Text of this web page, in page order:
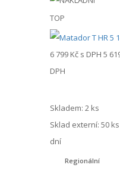
TOP
6 799 Kč s DPH 5
DPH
Skladem: 2 ks
Sklad externí: 50
dní
Regionální